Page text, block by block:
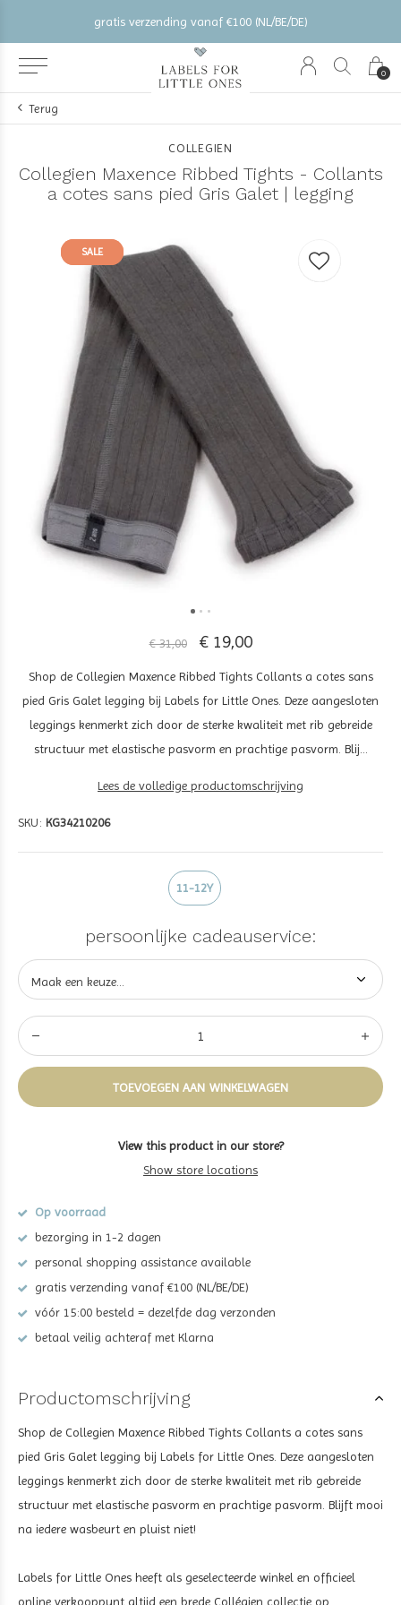
0
gratis verzending vanaf €100 (NL/BE/DE)
Terug
COLLEGIEN
Collegien Maxence Ribbed Tights - Collants
a cotes sans pied Gris Galet | legging
SALE
SALE
€ 31,00 € 19,00
Shop de Collegien Maxence Ribbed Tights Collants a cotes sans
pied Gris Galet legging bij Labels for Little Ones. Deze aangesloten
leggings kenmerkt zich door de sterke kwaliteit met rib gebreide
structuur met elastische pasvorm en prachtige pasvorm. Blij...
Lees de volledige productomschrijving
SKU: KG34210206
11-12Y
persoonlijke cadeauservice:
TOEVOEGEN AAN WINKELWAGEN
View this product in our store?
Show store locations
Op voorraad
bezorging in 1-2 dagen
personal shopping assistance available
gratis verzending vanaf €100 (NL/BE/DE)
vóór 15:00 besteld = dezelfde dag verzonden
betaal veilig achteraf met Klarna
Productomschrijving
Shop de Collegien Maxence Ribbed Tights Collants a cotes sans
pied Gris Galet legging bij Labels for Little Ones. Deze aangesloten
leggings kenmerkt zich door de sterke kwaliteit met rib gebreide
structuur met elastische pasvorm en prachtige pasvorm. Blijft mooi
na iedere wasbeurt en pluist niet!
Labels for Little Ones heeft als geselecteerde winkel en officieel
online verkooppunt altijd een brede Collégien collectie op